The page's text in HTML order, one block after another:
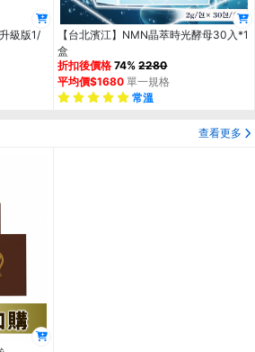
級版1/
【台北濱江】NMN晶萃時光酵母30入*1
盒
折扣後價格 74%2280
平均價$1680 單一規格
常溫
查看更多